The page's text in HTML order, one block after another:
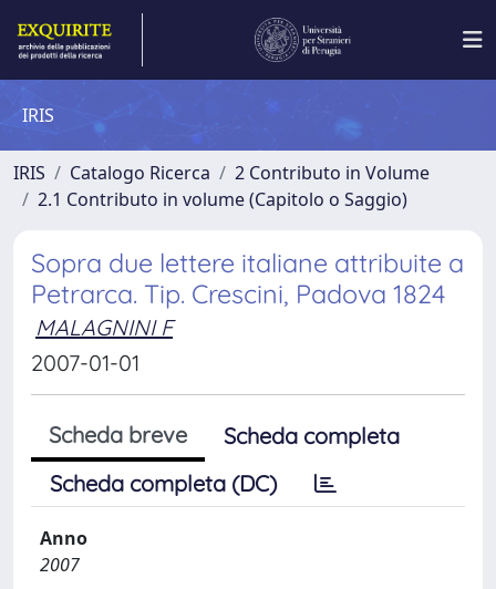
IRIS
IRIS Catalogo Ricerca
2 Contributo in Volume
2.1 Contributo in volume (Capitolo o Saggio)
Sopra due lettere italiane attribuite a
Petrarca. Tip. Crescini, Padova 1824
MALAGNINI F
2007-01-01
Scheda breve
Scheda completa
Scheda completa (DC)
Anno
2007